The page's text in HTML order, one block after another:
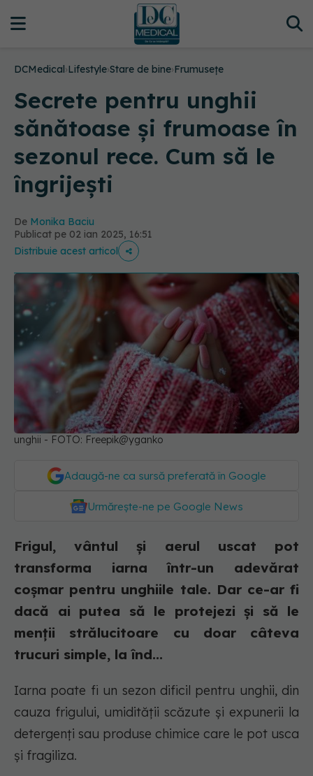
DCMedical›Lifestyle›Stare de bine›Frumusețe
Secrete pentru unghii
sănătoase și frumoase în
sezonul rece. Cum să le
îngrijești
De Monika Baciu
Publicat pe 02 ian 2025, 16:51
Distribuie acest articol
unghii - FOTO: Freepik@yganko
Adaugă-ne ca sursă preferată în Google
Urmărește-ne pe Google News
Frigul, vântul și aerul uscat pot
transforma iarna într-un adevărat
coșmar pentru unghiile tale. Dar ce-ar fi
dacă ai putea să le protejezi și să le
menții strălucitoare cu doar câteva
trucuri simple, la înd...
Iarna poate fi un sezon dificil pentru unghii, din
cauza frigului, umidității scăzute și expunerii la
detergenți sau produse chimice care le pot usca
și fragiliza.